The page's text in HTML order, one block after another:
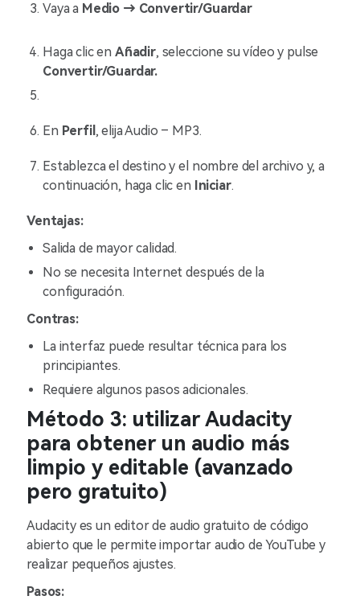
Vaya a Medio → Convertir/Guardar
Haga clic en Añadir, seleccione su vídeo y pulse
Convertir/Guardar.
En Perfil , elija Audio – MP3.
Establezca el destino y el nombre del archivo y, a
continuación, haga clic en Iniciar.
Ventajas:
Salida de mayor calidad.
No se necesita Internet después de la
configuración.
Contras:
La interfaz puede resultar técnica para los
principiantes.
Requiere algunos pasos adicionales.
Método 3: utilizar Audacity
para obtener un audio más
limpio y editable (avanzado
pero gratuito)
Audacity es un editor de audio gratuito de código
abierto que le permite importar audio de YouTube y
realizar pequeños ajustes.
Pasos: